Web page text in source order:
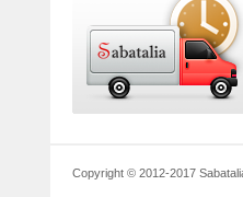
Copyright © 2012-2017